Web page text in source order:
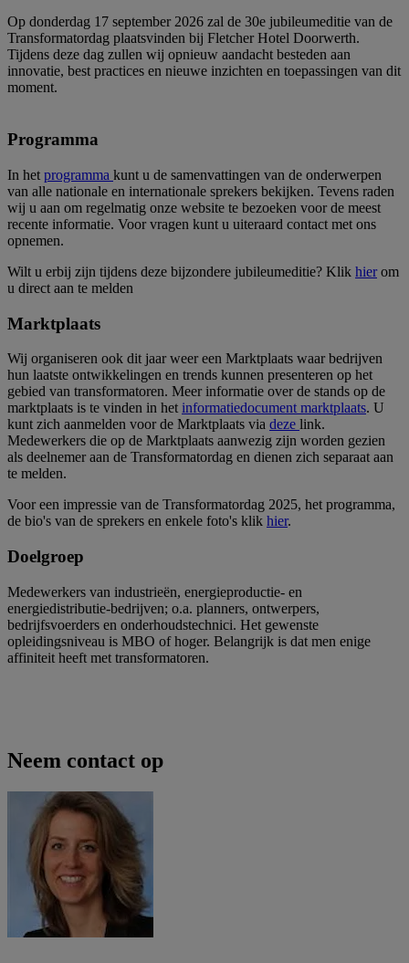
Op donderdag 17 september 2026 zal de 30e jubileumeditie van de
Transformatordag plaatsvinden bij Fletcher Hotel Doorwerth.
Tijdens deze dag zullen wij opnieuw aandacht besteden aan
innovatie, best practices en nieuwe inzichten en toepassingen van dit
moment.
Programma
In het programma kunt u de samenvattingen van de onderwerpen
van alle nationale en internationale sprekers bekijken. Tevens raden
wij u aan om regelmatig onze website te bezoeken voor de meest
recente informatie. Voor vragen kunt u uiteraard contact met ons
opnemen.
Wilt u erbij zijn tijdens deze bijzondere jubileumeditie? Klik hierom
u direct aan te melden
Marktplaats
Wij organiseren ook dit jaar weer een Marktplaats waar bedrijven
hun laatste ontwikkelingen en trends kunnen presenteren op het
gebied van transformatoren. Meer informatie over de stands op de
marktplaats is te vinden in het informatiedocument marktplaats. U
kunt zich aanmelden voor de Marktplaats via deze link.
Medewerkers die op de Marktplaats aanwezig zijn worden gezien
als deelnemer aan de Transformatordag en dienen zich separaat aan
te melden.
Voor een impressie van de Transformatordag 2025, het programma,
de bio's van de sprekers en enkele foto's klik hier.
Doelgroep
Medewerkers van industrieën, energieproductie- en
energiedistributie-bedrijven; o.a. planners, ontwerpers,
bedrijfsvoerders en onderhoudstechnici. Het gewenste
opleidingsniveau is MBO of hoger. Belangrijk is dat men enige
affiniteit heeft met transformatoren.
Neem contact op